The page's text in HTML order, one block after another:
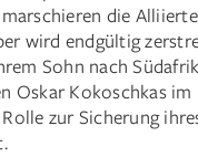
die
wird endgültig
Sohn nach
Oskar Kokoschkas im
zur Sicherung